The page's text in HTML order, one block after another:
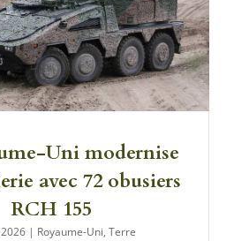
Uni modernise
avec 72 obusiers
RCH 155
| Royaume-Uni,Terre